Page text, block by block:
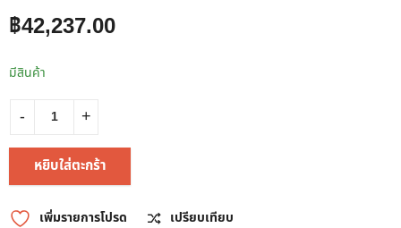
฿42,237.00
มีสินค้า
หยิบใส่ตะกร้า
เพิ่มรายการโปรด
เปรียบเทียบ